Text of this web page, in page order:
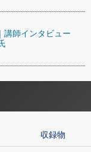
講師インタビュー
収録物